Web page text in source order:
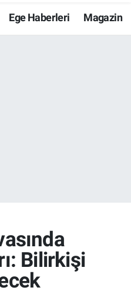
Ege Haberleri Magazin
Bilirkişi